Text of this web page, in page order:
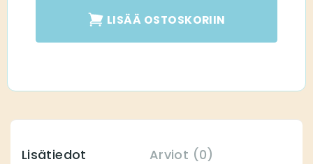
LISÄÄ OSTOSKORIIN
Lisätiedot Arviot (0)